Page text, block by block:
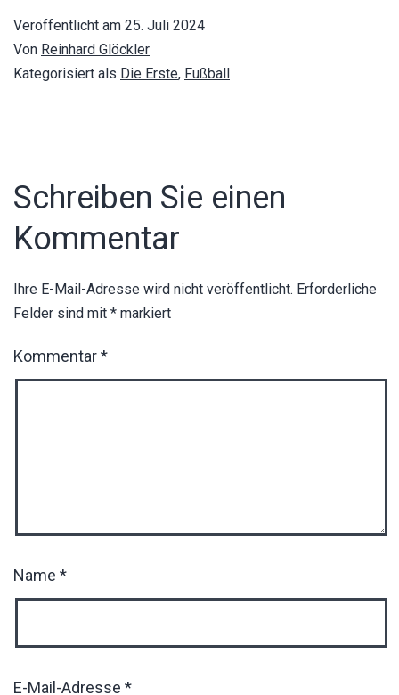
Veröffentlicht am 25. Juli 2024
Von Reinhard Glöckler
Kategorisiert als Die Erste, Fußball
Schreiben Sie einen
Kommentar
Ihre E-Mail-Adresse wird nicht veröffentlicht. Erforderliche
Felder sind mit * markiert
Kommentar*
Name *
E-Mail-Adresse *